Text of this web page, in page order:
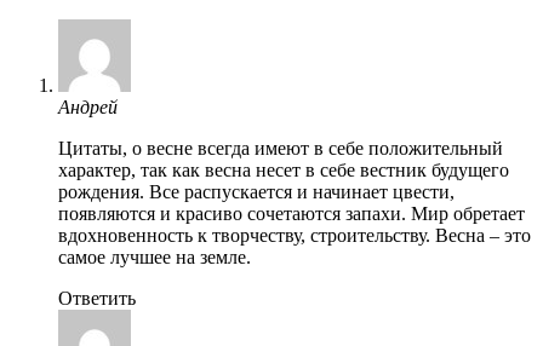
Андрей
Цитаты, о весне всегда имеют в себе положительный
характер, так как весна несет в себе вестник будущего
рождения. Все распускается и начинает цвести,
появляются и красиво сочетаются запахи. Мир обретает
вдохновенность к творчеству, строительству. Весна – это
самое лучшее на земле.
Ответить